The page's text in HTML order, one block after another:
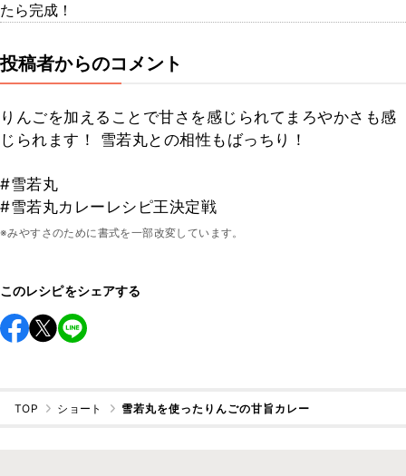
たら完成！
投稿者からのコメント
りんごを加えることで甘さを感じられてまろやかさも感
じられます！ 雪若丸との相性もばっちり！
#雪若丸
#雪若丸カレーレシピ王決定戦
※みやすさのために書式を一部改変しています。
このレシピをシェアする
TOP ショート 雪若丸を使ったりんごの甘旨カレー